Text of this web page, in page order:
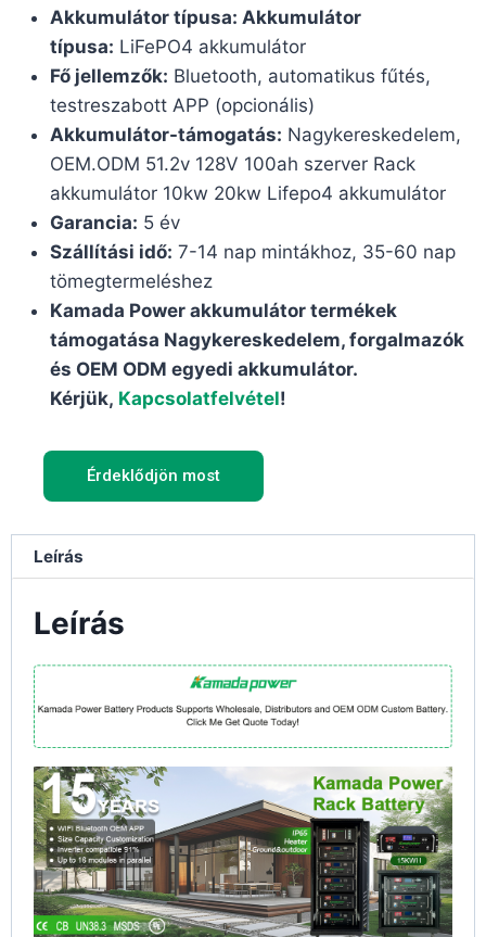
Akkumulátor típusa: Akkumulátor
típusa: LiFePO4 akkumulátor
Fő jellemzők: Bluetooth, automatikus fűtés,
testreszabott APP (opcionális)
Akkumulátor-támogatás: Nagykereskedelem,
OEM.ODM 51.2v 128V 100ah szerver Rack
akkumulátor 10kw 20kw Lifepo4 akkumulátor
Garancia: 5 év
Szállítási idő: 7-14 nap mintákhoz, 35-60 nap
tömegtermeléshez
Kamada Power akkumulátor termékek
támogatása Nagykereskedelem, forgalmazók
és OEM ODM egyedi akkumulátor.
Kérjük, Kapcsolatfelvétel!
Érdeklődjön most
Leírás
Leírás